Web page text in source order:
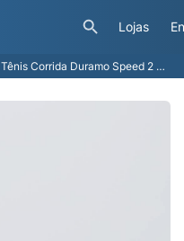
Lojas
Tênis Corrida Duramo Speed 2 Mulher adidas